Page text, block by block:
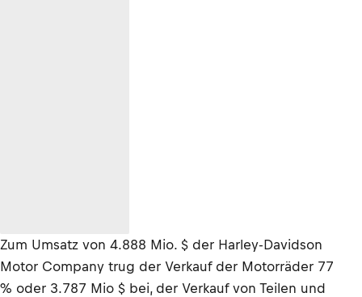
Zum Umsatz von 4.888 Mio. $ der Harley-Davidson
Motor Company trug der Verkauf der Motorräder 77
% oder 3.787 Mio $ bei, der Verkauf von Teilen und